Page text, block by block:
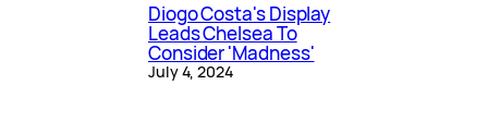
Diogo Costa's Display
Leads Chelsea To
Consider 'Madness'
July 4, 2024